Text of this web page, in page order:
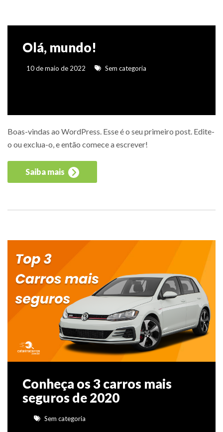
Olá, mundo!
10 de maio de 2022 Sem categoria
Boas-vindas ao WordPress. Esse é o seu primeiro post. Edite-
o ou exclua-o, e então comece a escrever!
Saiba mais
Conheça os 3 carros mais
seguros de 2020
Sem categoria